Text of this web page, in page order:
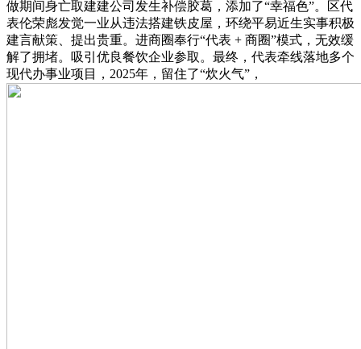
做期间身亡取建建公司发生补偿胶葛，添加了“幸福色”。区代
表伦荣彪发觉一业从违法搭建铁皮屋，环绕平易近生实事积极
建言献策、提出贵重。进商圈奉行“代表 + 商圈”模式，无效缓
解了拥堵。吸引优良餐饮企业参取。最终，代表牵线落地多个
现代办事业项目，2025年，留住了“炊火气”，